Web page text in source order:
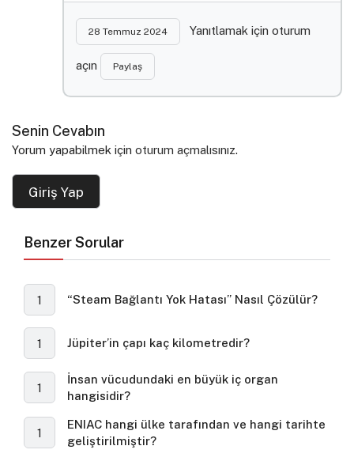
28 Temmuz 2024 Yanıtlamak için oturum
açın Paylaş
Senin Cevabın
Yorum yapabilmek için oturum açmalısınız.
Giriş Yap
Benzer Sorular
1 “Steam Bağlantı Yok Hatası” Nasıl Çözülür?
1 Jüpiter’in çapı kaç kilometredir?
1
İnsan vücudundaki en büyük iç organ
hangisidir?
1
ENIAC hangi ülke tarafından ve hangi tarihte
geliştirilmiştir?